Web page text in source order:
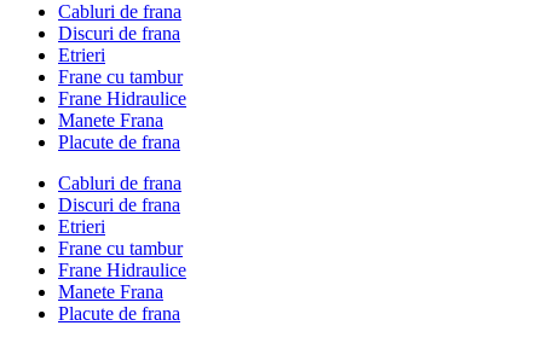
Cabluri de frana
Discuri de frana
Etrieri
Frane cu tambur
Frane Hidraulice
Manete Frana
Placute de frana
Cabluri de frana
Discuri de frana
Etrieri
Frane cu tambur
Frane Hidraulice
Manete Frana
Placute de frana